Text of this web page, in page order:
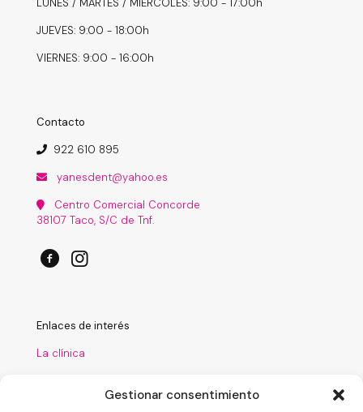
Gestionar consentimiento
JUEVES: 9:00 - 18:00h
VIERNES: 9:00 - 16:00h
Contacto
922 610 895
yanesdent@yahoo.es
Centro Comercial Concorde
38107 Taco, S/C de Tnf.
Enlaces de interés
La clínica